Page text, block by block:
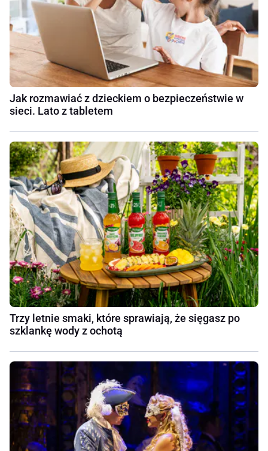
Jak rozmawiać z dzieckiem o bezpieczeństwie w
sieci. Lato z tabletem
Trzy letnie smaki, które sprawiają, że sięgasz po
szklankę wody z ochotą